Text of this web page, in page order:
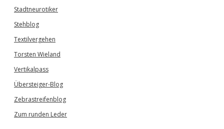
Stadtneurotiker
Stehblog
Textilvergehen
Torsten Wieland
Vertikalpass
Übersteiger-Blog
Zebrastreifenblog
Zum runden Leder